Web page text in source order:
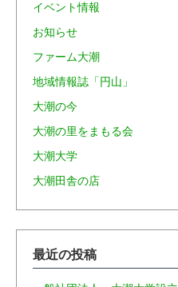
イベント情報
お知らせ
ファーム大潮
地域情報誌「円山」
大潮の今
大潮の里をまもる会
大潮大学
大潮田舎の店
最近の投稿